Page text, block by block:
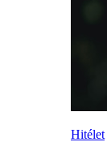
Hitélet